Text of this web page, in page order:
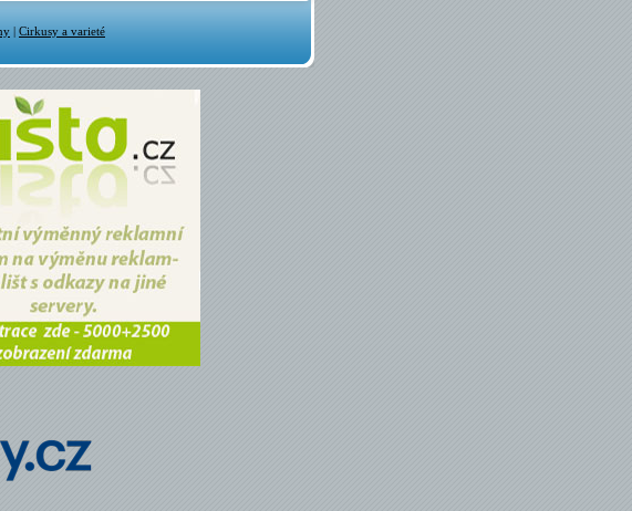
| Cirkusy a varieté